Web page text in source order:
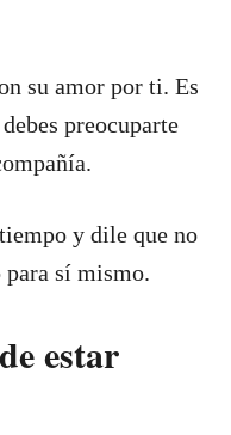
su amor por ti. Es
preocuparte
y dile que no
para sí mismo.
estar